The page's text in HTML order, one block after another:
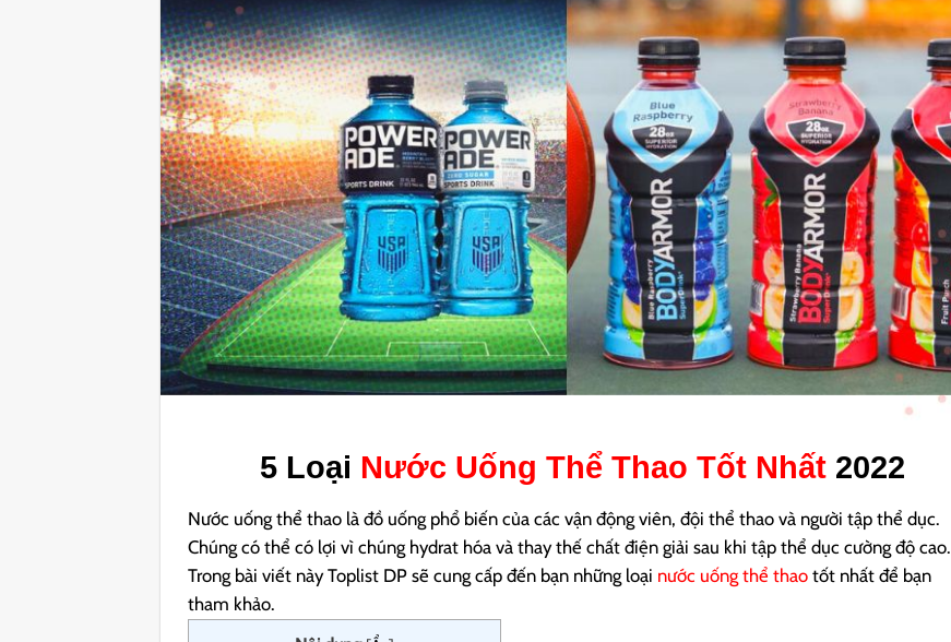
5 Loại Nước Uống Thể Thao Tốt Nhất 2022
Nước uống thể thao là đồ uống phổ biến của các vận động viên, đội thể thao và người tập thể dục.
Chúng có thể có lợi vì chúng hydrat hóa và thay thế chất điện giải sau khi tập thể dục cường độ cao.
Trong bài viết này Toplist DP sẽ cung cấp đến bạn những loại nước uống thể thao tốt nhất để bạn
tham khảo.